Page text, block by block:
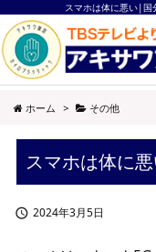
スマホは体に悪い|国
ホーム > その他
スマホは体に悪
 2024年3月5日